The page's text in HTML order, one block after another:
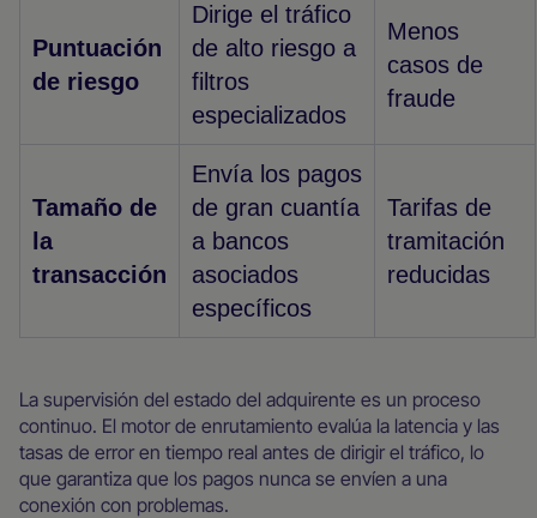
Puntuación
de riesgo
Dirige el tráfico
de alto riesgo a
filtros
especializados
Menos
casos de
fraude
Tamaño de
la
transacción
Envía los pagos
de gran cuantía
a bancos
asociados
específicos
Tarifas de
tramitación
reducidas
La supervisión del estado del adquirente es un proceso
continuo. El motor de enrutamiento evalúa la latencia y las
tasas de error en tiempo real antes de dirigir el tráfico, lo
que garantiza que los pagos nunca se envíen a una
conexión con problemas.